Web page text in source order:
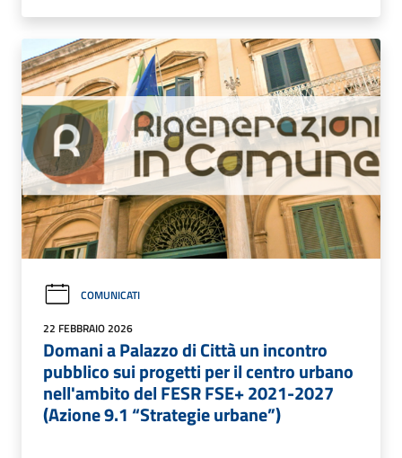
COMUNICATI
22 FEBBRAIO 2026
Domani a Palazzo di Città un incontro
pubblico sui progetti per il centro urbano
nell'ambito del FESR FSE+ 2021-2027
(Azione 9.1 “Strategie urbane”)